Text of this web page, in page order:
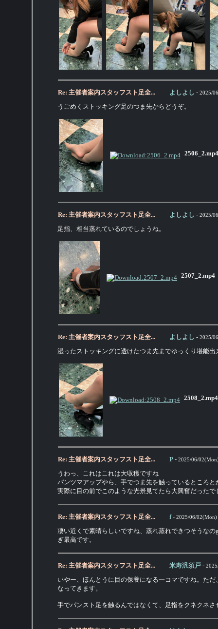
Re: 主催者案内スタッフスト足全... よしよし - 2025/
うごめくストッキング足のつま先からどうぞ。
2506_2.mp4
Re: 主催者案内スタッフスト足全... よしよし - 2025/
足指、相当蒸れているのでしょうね。
2507_2.mp4
Re: 主催者案内スタッフスト足全... よしよし - 2025/
湿ったストッキングに透けたつま先までゆっくり堪能出
2508_2.mp4
Re: 主催者案内スタッフスト足全... P - 2025/06/
うわっ、これはこれは大収穫ですね
パンツマアップやら、手でつま先を触っているところ
実際に目の前でこのような光景見てたら大興奮だったで
Re: 主催者案内スタッフスト足全... f- 2025/06/02(Mon)
凄い近くで素晴らしいですね、蒸れ蒸れできつそうな
ぎ最高です。
Re: 主催者案内スタッフスト足全... 米寿汎須戸 -
いやー、ほんとうに目の保養になる一コマですね。た
なってきます。
手でパンスト足を触るんではなくて、足指をクネクネ